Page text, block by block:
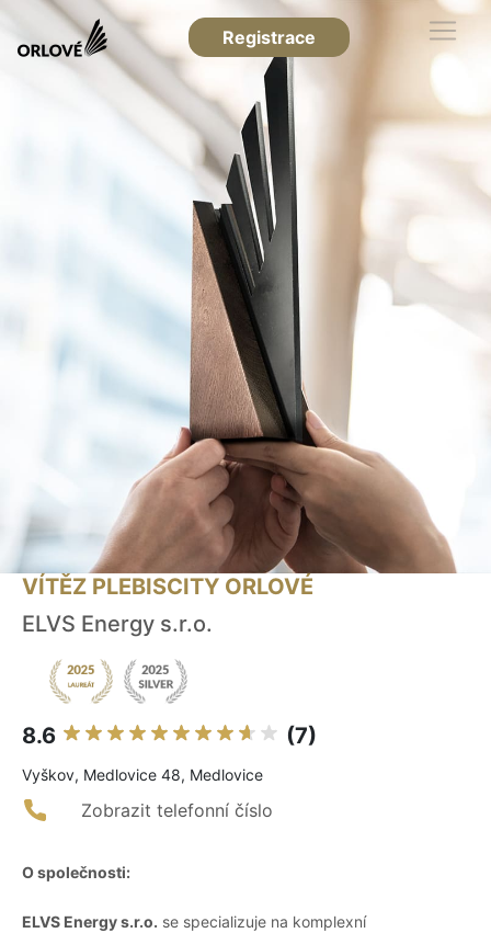
Registrace
VÍTĚZ PLEBISCITY ORLOVÉ
ELVS Energy s.r.o.
8.6 (7)
Vyškov, Medlovice 48, Medlovice
Zobrazit telefonní číslo
O společnosti:
ELVS Energy s.r.o. se specializuje na komplexní